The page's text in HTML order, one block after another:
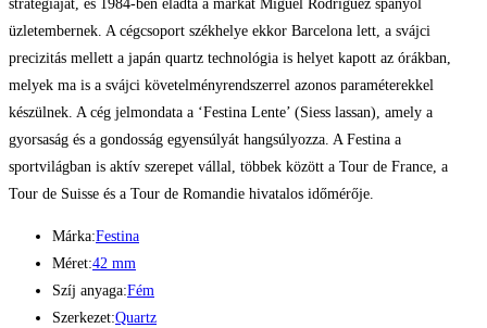
stratégiáját, és 1984-ben eladta a márkát Miguel Rodriguez spanyol
üzletembernek. A cégcsoport székhelye ekkor Barcelona lett, a svájci
precizitás mellett a japán quartz technológia is helyet kapott az órákban,
melyek ma is a svájci követelményrendszerrel azonos paraméterekkel
készülnek. A cég jelmondata a ‘Festina Lente’ (Siess lassan), amely a
gyorsaság és a gondosság egyensúlyát hangsúlyozza. A Festina a
sportvilágban is aktív szerepet vállal, többek között a Tour de France, a
Tour de Suisse és a Tour de Romandie hivatalos időmérője.
Márka:Festina
Méret:42 mm
Szíj anyaga:Fém
Szerkezet:Quartz